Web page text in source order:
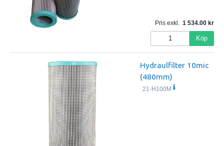
Pris exkl. 1 534.00
Köp
Hydraulfilter 10mic
(480mm)
21-H100M